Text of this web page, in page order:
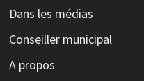
Dans les médias
Conseiller municipal
A propos